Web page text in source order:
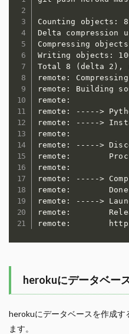
Counting objects:
Delta compression
Compressing
Writing objects:
Total 8 (delta 2),
remote:
remote: Building
remote:
remote: ----->
remote: ----->
remote:
remote: ----->
remote:
remote:
remote: ----->
remote:
remote: ----->
remote:
herokuにデータベー
herokuにデータベースを作成す
ます。